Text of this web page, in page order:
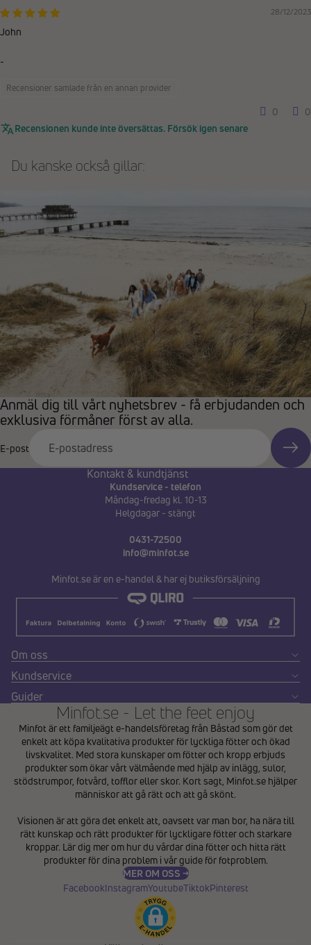
28/12/2023
John
-
Recensioner samlade från en annan provider
0
0
Recensionen kunde inte översättas. Försök igen senare
Du kanske också gillar:
Anmäl dig till vårt nyhetsbrev - få erbjudanden och
exklusiva förmåner först av alla.
E-post
Kontakt & kundtjänst
Kundservice - telefon
Måndag-fredag kl. 10-13
Helgdagar - stängt
0431-72500
info@minfot.se
Minfot.se är en e-handel & har ej butiksförsäljning
Om oss
Kundservice
Guider
Minfot.se - Let the feet enjoy
Minfot är ett familjeägt e-handelsföretag från Båstad som gör det
enkelt att köpa kvalitativa produkter för lyckliga fötter och ökad
livskvalitet. Med stora kunskaper om fötter och kropp erbjuds
produkter som ökar vårt välmående med hjälp av inlägg, sulor,
stödstrumpor, fotvård, tofflor eller skor. Kort sagt, Minfot.se hjälper
människor att gå rätt och att gå skönt.
Visionen är att göra det enkelt att, oavsett var man bor, ha nära till
rätt kunskap och rätt produkter för lyckligare fötter och starkare
kroppar. Lär dig mer om hur du vårdar dina fötter och hitta rätt
produkter för dina problem i vårguide för fotproblem.
MER OM OSS →
FacebookInstagramYoutubeTiktokPinterest
Återbetalningspolicy
Användarvillkor
Fraktpolicy
Kontaktinformation
Avbeställningspolicy
Rättsligt meddelande